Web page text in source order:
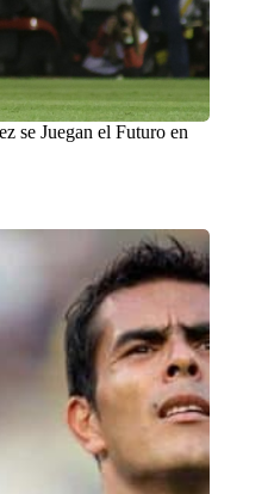
se Juegan el Futuro en